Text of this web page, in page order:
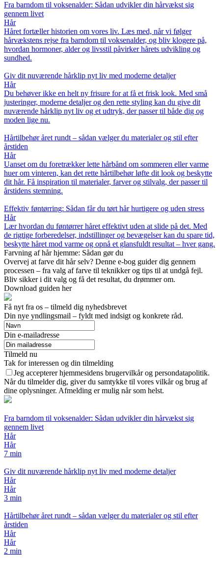
Fra barndom til voksenalder: Sådan udvikler din hårvækst sig
gennem livet
Hår
Håret fortæller historien om vores liv. Læs med, når vi følger
hårvækstens rejse fra barndom til voksenalder, og bliv klogere på,
hvordan hormoner, alder og livsstil påvirker hårets udvikling og
sundhed.
Giv dit nuværende hårklip nyt liv med moderne detaljer
Hår
Du behøver ikke en helt ny frisure for at få et frisk look. Med små
justeringer, moderne detaljer og den rette styling kan du give dit
nuværende hårklip nyt liv og et udtryk, der passer til både dig og
moden lige nu.
Hårtilbehør året rundt – sådan vælger du materialer og stil efter
årstiden
Hår
Uanset om du foretrækker lette hårbånd om sommeren eller varme
huer om vinteren, kan det rette hårtilbehør løfte dit look og beskytte
dit hår. Få inspiration til materialer, farver og stilvalg, der passer til
årstidens stemning.
Effektiv føntørring: Sådan får du tørt hår hurtigere og uden stress
Hår
Lær hvordan du føntørrer håret effektivt uden at slide på det. Med
de rigtige forberedelser, indstillinger og bevægelser kan du spare tid,
beskytte håret mod varme og opnå et glansfuldt resultat – hver gang.
Farvning af hår hjemme: Sådan gør du
Overvej at farve dit hår selv? Denne e-bog guider dig gennem
processen – fra valg af farve til teknikker og tips til at undgå fejl.
Bliv sikker i dit valg og få det resultat, du drømmer om.
Download guiden her
Få nyt fra os – tilmeld dig nyhedsbrevet
Din nye yndlingsmail – fyldt med indsigt og konkrete råd.
Din e-mailadresse
Tilmeld nu
Tak for interessen og din tilmelding
Jeg accepterer hjemmesidens brugervilkår og persondatapolitik.
Når du tilmelder dig, giver du samtykke til vores vilkår og brug af
dine oplysninger. Afmelding er mulig når som helst.
Fra barndom til voksenalder: Sådan udvikler din hårvækst sig
gennem livet
Hår
Hår
7 min
Giv dit nuværende hårklip nyt liv med moderne detaljer
Hår
Hår
3 min
Hårtilbehør året rundt – sådan vælger du materialer og stil efter
årstiden
Hår
Hår
2 min